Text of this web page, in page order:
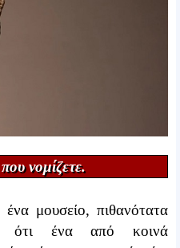
νομίζετε.
ένα μουσείο, πιθανότατα
ότι ένα από κοινά